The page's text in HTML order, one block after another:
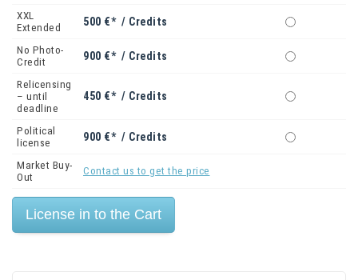
XXL
Extended
500 €* / Credits
No Photo-
Credit
900 €* / Credits
Relicensing
– until
deadline
450 €* / Credits
Political
license
900 €* / Credits
Market Buy-
Out
Contact us to get the price